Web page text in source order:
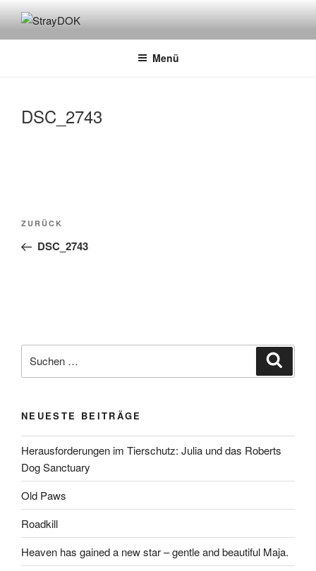
Inhalt
springenSTRAYDOK
Menü
DSC_2743
Beitragsnavigation
Vorheriger
Beitrag
ZURÜCK
DSC_2743
nach:
NEUESTE BEITRÄGE
Herausforderungen im Tierschutz: Julia und das Roberts
Dog Sanctuary
Old Paws
Roadkill
Heaven has gained a new star – gentle and beautiful Maja.